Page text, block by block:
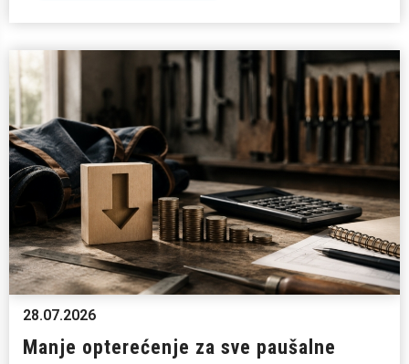
28.07.2026
Manje opterećenje za sve paušalne